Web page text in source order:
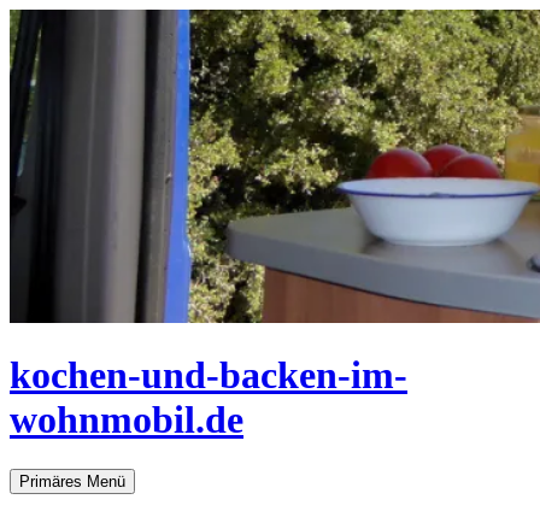
Zum
Inhalt
springen
kochen-und-backen-im-
wohnmobil.de
Suchen
Primäres Menü